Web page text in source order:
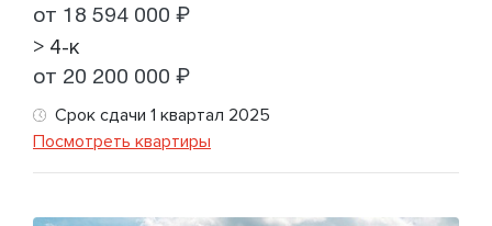
от 18 594 000 ₽
> 4-к
от 20 200 000 ₽
Срок сдачи 1 квартал 2025
Посмотреть квартиры